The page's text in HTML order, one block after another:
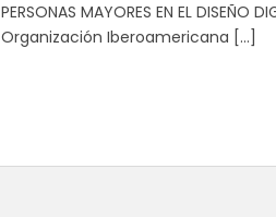
PERSONAS MAYORES EN EL
Organización Iberoamericana […]